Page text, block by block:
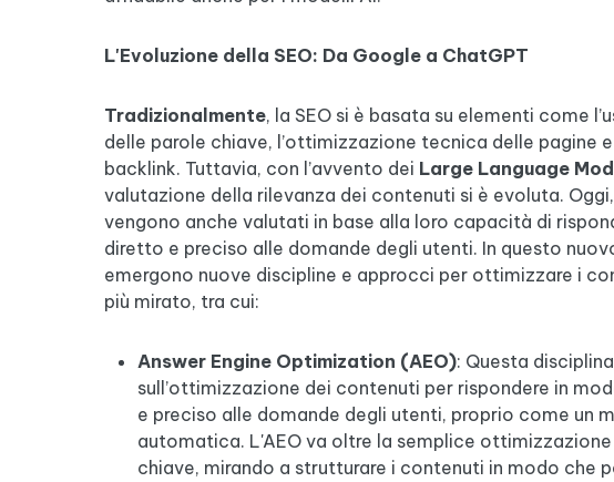
L'Evoluzione della SEO: Da Google a ChatGPT
Tradizionalmente, la SEO si è basata su elementi come
delle parole chiave, l’ottimizzazione tecnica delle pagine
backlink. Tuttavia, con l’avvento dei Large Language
valutazione della rilevanza dei contenuti si è evoluta.
vengono anche valutati in base alla loro capacità di
diretto e preciso alle domande degli utenti. In questo
emergono nuove discipline e approcci per ottimizzare i
più mirato, tra cui:
Answer Engine Optimization (AEO): Questa
sull’ottimizzazione dei contenuti per rispondere in
e preciso alle domande degli utenti, proprio come un
automatica. L'AEO va oltre la semplice
chiave, mirando a strutturare i contenuti in modo che